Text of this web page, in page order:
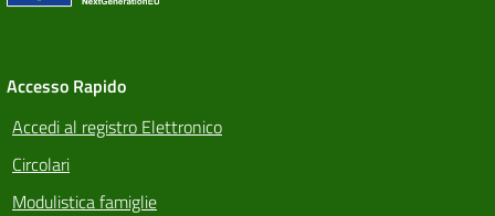
Accesso Rapido
Accedi al registro Elettronico
Circolari
Modulistica famiglie